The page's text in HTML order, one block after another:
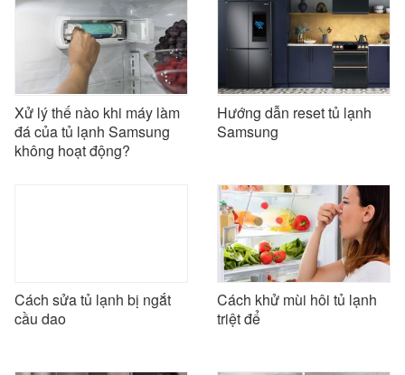
Xử lý thế nào khi máy làm
đá của tủ lạnh Samsung
không hoạt động?
Hướng dẫn reset tủ lạnh
Samsung
Cách sửa tủ lạnh bị ngắt
cầu dao
Cách khử mùi hôi tủ lạnh
triệt để